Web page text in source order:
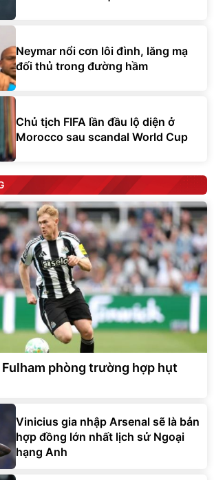
Neymar nổi cơn lôi đình, lăng mạ
đối thủ trong đường hầm
Chủ tịch FIFA lần đầu lộ diện ở
Morocco sau scandal World Cup
Fulham phòng trường hợp hụt
Vinicius gia nhập Arsenal sẽ là bản
hợp đồng lớn nhất lịch sử Ngoại
hạng Anh